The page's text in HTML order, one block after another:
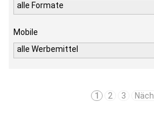
alle Formate
Mobile
alle Werbemittel
1 2 3